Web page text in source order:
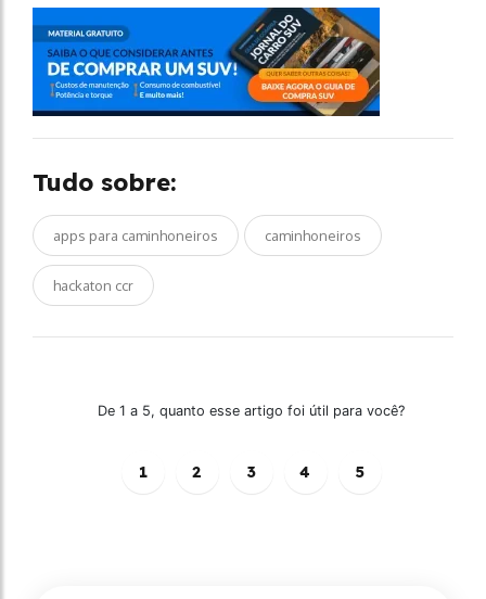
Tudo sobre:
apps para caminhoneiros caminhoneiros
hackaton ccr
De 1 a 5, quanto esse artigo foi útil para você?
1 2 3 4 5